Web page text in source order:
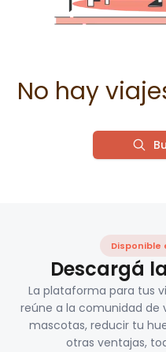
No hay
Disponible
Descargá
La plataforma para tus
reúne a la comunidad de
mascotas, reducir tu
otras ventajas,